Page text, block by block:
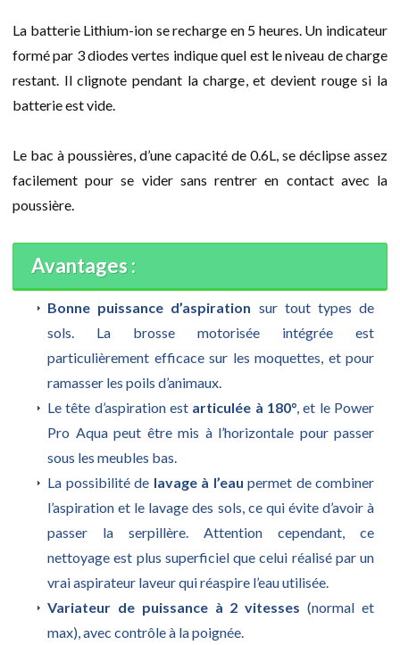
La batterie Lithium-ion se recharge en 5 heures. Un indicateur
formé par 3 diodes vertes indique quel est le niveau de charge
restant. Il clignote pendant la charge, et devient rouge si la
batterie est vide.
Le bac à poussières, d’une capacité de 0.6L, se déclipse assez
facilement pour se vider sans rentrer en contact avec la
poussière.
Avantages :
Bonne puissance d’aspiration sur tout types de
sols. La brosse motorisée intégrée est
particulièrement efficace sur les moquettes, et pour
ramasser les poils d’animaux.
Le tête d’aspiration est articulée à 180°, et le Power
Pro Aqua peut être mis à l’horizontale pour passer
sous les meubles bas.
La possibilité de lavage à l’eau permet de combiner
l’aspiration et le lavage des sols, ce qui évite d’avoir à
passer la serpillère. Attention cependant, ce
nettoyage est plus superficiel que celui réalisé par un
vrai aspirateur laveur qui réaspire l’eau utilisée.
Variateur de puissance à 2 vitesses(normal et
max), avec contrôle à la poignée.